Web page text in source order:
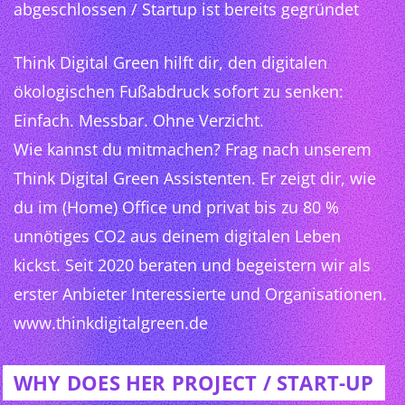
abgeschlossen / Startup ist bereits gegründet
Think Digital Green hilft dir, den digitalen
ökologischen Fußabdruck sofort zu senken:
Einfach. Messbar. Ohne Verzicht.
Wie kannst du mitmachen? Frag nach unserem
Think Digital Green Assistenten. Er zeigt dir, wie
du im (Home) Office und privat bis zu 80 %
unnötiges CO2 aus deinem digitalen Leben
kickst. Seit 2020 beraten und begeistern wir als
erster Anbieter Interessierte und Organisationen.
www.thinkdigitalgreen.de
WHY DOES HER PROJECT / START-UP